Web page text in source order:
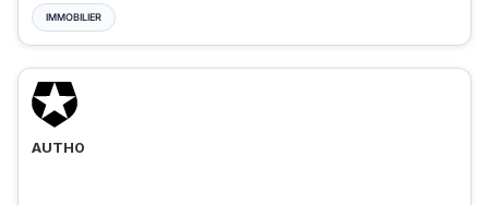
IMMOBILIER
AUTH0